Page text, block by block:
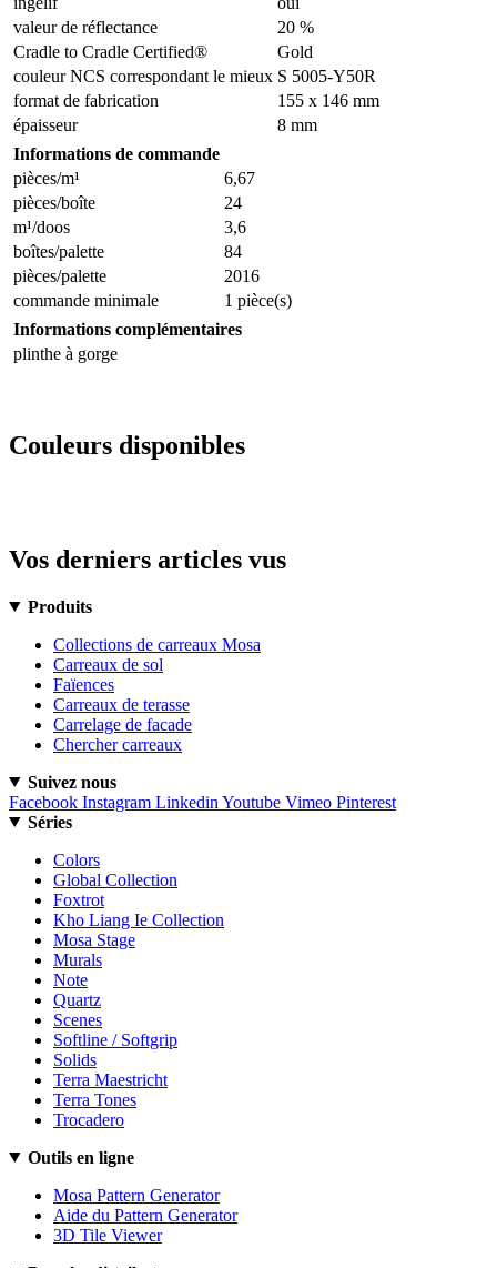
valeur de réflectance
20 %
Cradle to Cradle Certified®
Gold
couleur NCS correspondant le mieux S 5005-Y50R
format de fabrication
155 x 146 mm
épaisseur
8 mm
Informations de commande
pièces/m¹
6,67
pièces/boîte
24
m¹/doos
3,6
boîtes/palette
84
pièces/palette
2016
commande minimale
1 pièce(s)
Informations complémentaires
plinthe à gorge
Couleurs disponibles
Vos derniers articles vus
Produits
Collections de carreaux Mosa
Carreaux de sol
Faïences
Carreaux de terasse
Carrelage de facade
Chercher carreaux
Suivez nous
Facebook Instagram Linkedin Youtube Vimeo Pinterest
Séries
Colors
Global Collection
Foxtrot
Kho Liang Ie Collection
Mosa Stage
Murals
Note
Quartz
Scenes
Softline / Softgrip
Solids
Terra Maestricht
Terra Tones
Trocadero
Outils en ligne
Mosa Pattern Generator
Aide du Pattern Generator
3D Tile Viewer